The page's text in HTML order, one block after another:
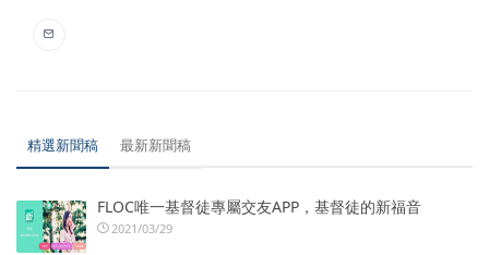
精選新聞稿 最新新聞稿
FLOC唯一基督徒專屬交友APP，基督徒的新福音
2021/03/29